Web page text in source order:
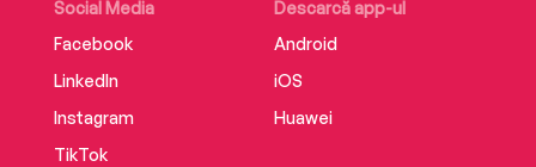
Social Media
Facebook
LinkedIn
Instagram
TikTok
Descarcă app-ul
Android
iOS
Huawei